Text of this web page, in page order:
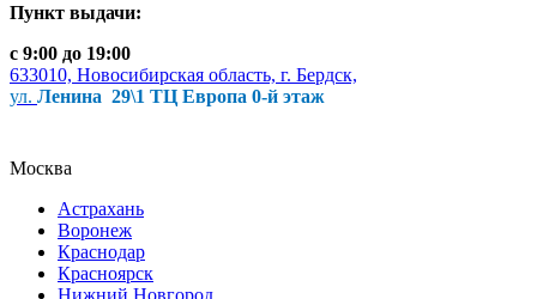
Пункт выдачи:
с 9:00 до 19:00
633010, Новосибирская область, г. Бердск,
ул. Ленина 29\1 ТЦ Европа 0-й этаж
Москва
Астрахань
Воронеж
Краснодар
Красноярск
Нижний Новгород